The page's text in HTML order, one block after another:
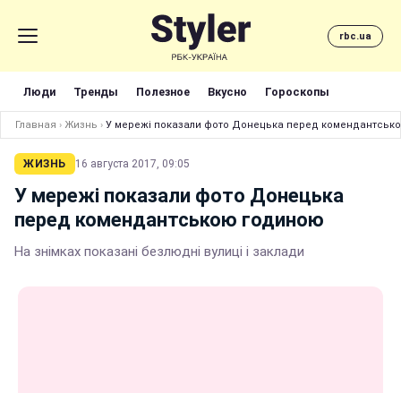
rbc.ua
Люди Тренды Полезное Вкусно Гороскопы
Главная › Жизнь › У мережі показали фото Донецька перед
ЖИЗНЬ 16 августа 2017, 09:05
У мережі показали фото Донецька
перед комендантською годиною
На знімках показані безлюдні вулиці і заклади